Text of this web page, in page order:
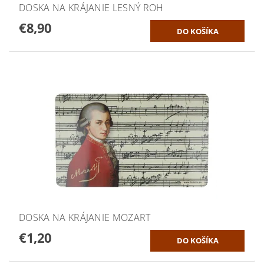
DOSKA NA KRÁJANIE LESNÝ ROH
€8,90
DOSKA NA KRÁJANIE MOZART
€1,20